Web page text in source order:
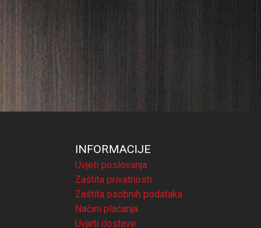
INFORMACIJE
Uvjeti poslovanja
Zaštita privatnosti
Zaštita osobnih podataka
Načini plaćanja
Uvjeti dostave